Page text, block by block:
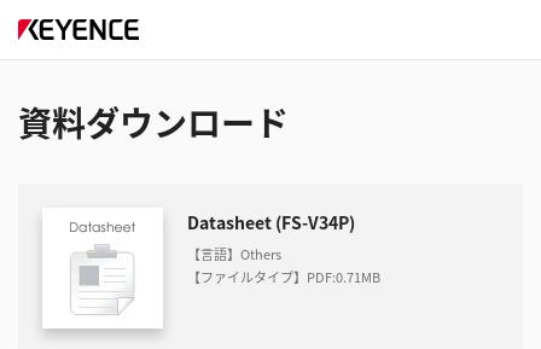
資料ダウンロード
Datasheet (FS-V34P)
【言語】Others
【ファイルタイプ】PDF:0.71MB